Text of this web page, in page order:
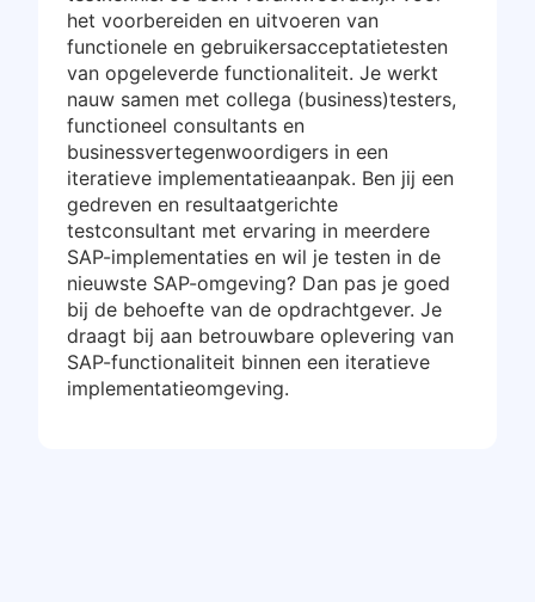
het voorbereiden en uitvoeren van
functionele en gebruikersacceptatietesten
van opgeleverde functionaliteit. Je werkt
nauw samen met collega (business)testers,
functioneel consultants en
businessvertegenwoordigers in een
iteratieve implementatieaanpak. Ben jij een
gedreven en resultaatgerichte
testconsultant met ervaring in meerdere
SAP-implementaties en wil je testen in de
nieuwste SAP-omgeving? Dan pas je goed
bij de behoefte van de opdrachtgever. Je
draagt bij aan betrouwbare oplevering van
SAP-functionaliteit binnen een iteratieve
implementatieomgeving.